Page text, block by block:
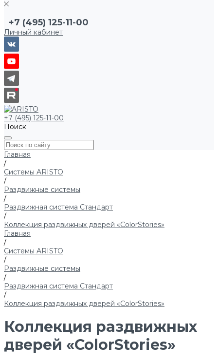
+7 (495) 125-11-00
Личный кабинет
+7 (495) 125-11-00
Поиск
Главная
/
Системы ARISTO
/
Раздвижные системы
/
Раздвижная система Стандарт
/
Коллекция раздвижных дверей «ColorStories»
Главная
/
Системы ARISTO
/
Раздвижные системы
/
Раздвижная система Стандарт
/
Коллекция раздвижных дверей «ColorStories»
Коллекция раздвижных
дверей «ColorStories»